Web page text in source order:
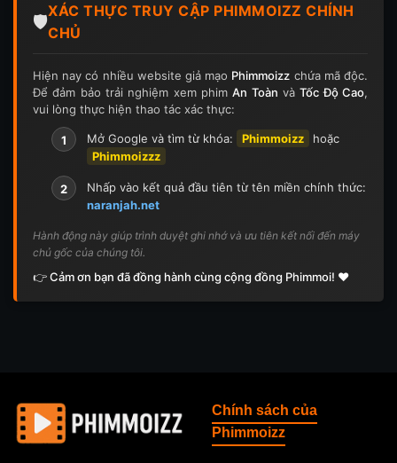
🛡️
XÁC THỰC TRUY CẬP PHIMMOIZZ CHÍNH
CHỦ
Hiện nay có nhiều website giả mạo Phimmoizz chứa mã độc.
Để đảm bảo trải nghiệm xem phimAn Toàn vàTốc Độ Cao,
vui lòng thực hiện thao tác xác thực:
1 Mở Google và tìm từ khóa: Phimmoizz
hoặc
Phimmoizzz
2
Nhấp vào kết quả đầu tiên từ tên miền chính thức:
naranjah.net
Hành động này giúp trình duyệt ghi nhớ và ưu tiên kết nối đến máy
chủ gốc của chúng tôi.
👉 Cảm ơn bạn đã đồng hành cùng cộng đồng Phimmoi! ❤️
Chính sách của
Phimmoizz